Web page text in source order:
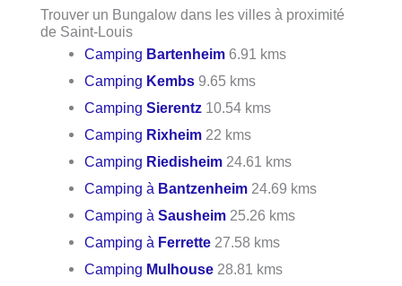
Trouver un Bungalow dans les villes à proximité
de Saint-Louis
Camping Bartenheim 6.91 kms
Camping Kembs 9.65 kms
CampingSierentz 10.54 kms
Camping Rixheim 22 kms
Camping Riedisheim 24.61 kms
Camping à Bantzenheim 24.69 kms
Camping àSausheim 25.26 kms
Camping à Ferrette 27.58 kms
Camping Mulhouse 28.81 kms